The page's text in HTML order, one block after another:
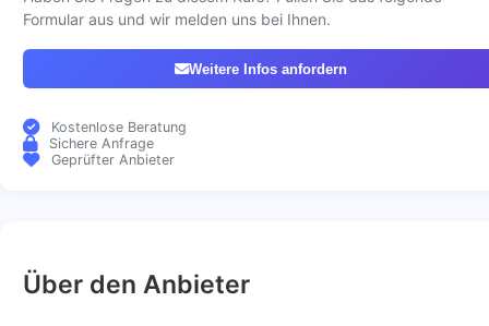
Formular aus und wir melden uns bei Ihnen.
Weitere Infos anfordern
Kostenlose Beratung
Sichere Anfrage
Geprüfter Anbieter
Über den Anbieter